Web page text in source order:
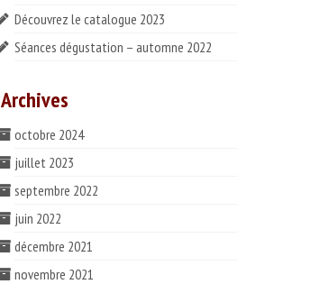
Découvrez le catalogue 2023
Séances dégustation – automne 2022
Archives
octobre 2024
juillet 2023
septembre 2022
juin 2022
décembre 2021
novembre 2021